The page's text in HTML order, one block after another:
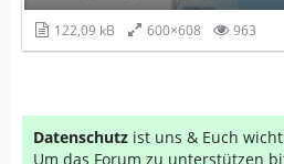
122,09 kB 600×608 963
Datenschutz ist uns & Euch
Um das Forum zu unterstützen